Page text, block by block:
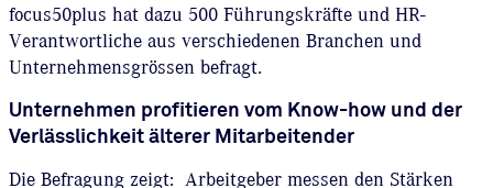
focus50plus hat dazu 500 Führungskräfte und HR-
Verantwortliche aus verschiedenen Branchen und
Unternehmensgrössen befragt.
Unternehmen profitieren vom Know-how und der
Verlässlichkeit älterer Mitarbeitender
Die Befragung zeigt: Arbeitgeber messen den Stärken